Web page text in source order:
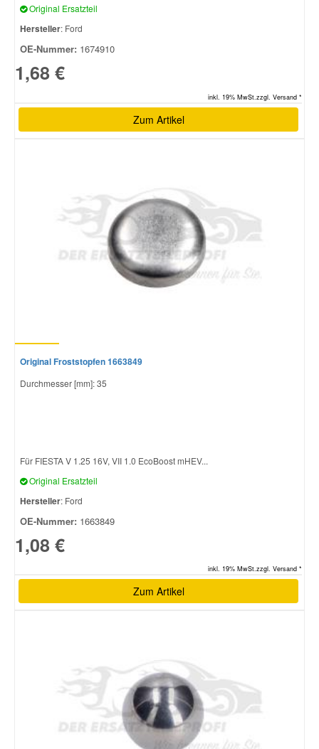
Original Ersatzteil
Hersteller: Ford
OE-Nummer: 1674910
1,68 €
inkl. 19% MwSt.zzgl. Versand *
Zum Artikel
Original Froststopfen 1663849
Durchmesser [mm]: 35
Für FIESTA V 1.25 16V, VII 1.0 EcoBoost mHEV...
Original Ersatzteil
Hersteller: Ford
OE-Nummer: 1663849
1,08 €
inkl. 19% MwSt.zzgl. Versand *
Zum Artikel